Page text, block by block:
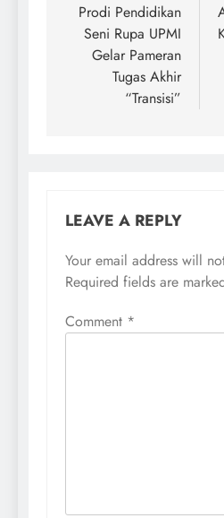
navigation
Prodi Pendidikan
Seni Rupa UPMI
Gelar Pameran
Tugas Akhir
“Transisi”
LEAVE A REPLY
Your email address will
Required fields are
Comment *